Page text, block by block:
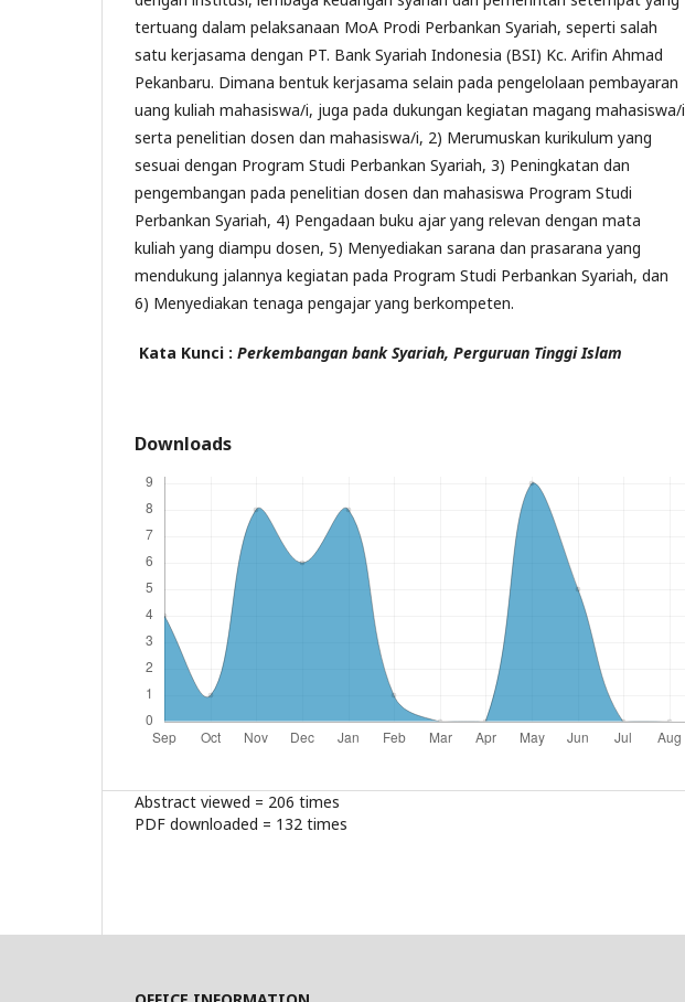
tertuang dalam pelaksanaan MoA Prodi Perbankan Syariah, seperti salah
satu kerjasama dengan PT. Bank Syariah Indonesia (BSI) Kc. Arifin Ahmad
Pekanbaru. Dimana bentuk kerjasama selain pada pengelolaan pembayaran
uang kuliah mahasiswa/i, juga pada dukungan kegiatan magang mahasiswa/i
serta penelitian dosen dan mahasiswa/i, 2) Merumuskan kurikulum yang
sesuai dengan Program Studi Perbankan Syariah, 3) Peningkatan dan
pengembangan pada penelitian dosen dan mahasiswa Program Studi
Perbankan Syariah, 4) Pengadaan buku ajar yang relevan dengan mata
kuliah yang diampu dosen, 5) Menyediakan sarana dan prasarana yang
mendukung jalannya kegiatan pada Program Studi Perbankan Syariah, dan
6) Menyediakan tenaga pengajar yang berkompeten.
Kata Kunci : Perkembangan bank Syariah, Perguruan Tinggi Islam
Downloads
Abstract viewed = 206 times
PDF downloaded = 132 times